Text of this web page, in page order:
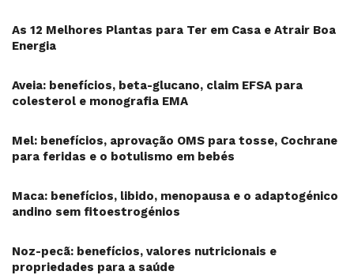
As 12 Melhores Plantas para Ter em Casa e Atrair Boa
Energia
Aveia: benefícios, beta-glucano, claim EFSA para
colesterol e monografia EMA
Mel: benefícios, aprovação OMS para tosse, Cochrane
para feridas e o botulismo em bebés
Maca: benefícios, libido, menopausa e o adaptogénico
andino sem fitoestrogénios
Noz-pecã: benefícios, valores nutricionais e
propriedades para a saúde